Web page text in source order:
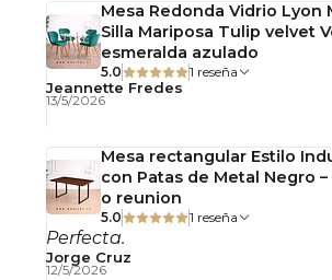
Mesa Redonda Vidrio Lyon
Silla Mariposa Tulip velvet
esmeralda azulado
5.0 1 reseña
Jeannette Fredes
13/5/2026
Mesa rectangular Estilo
con Patas de Metal Negro
o reunion
5.0 1 reseña
Perfecta.
Jorge Cruz
12/5/2026